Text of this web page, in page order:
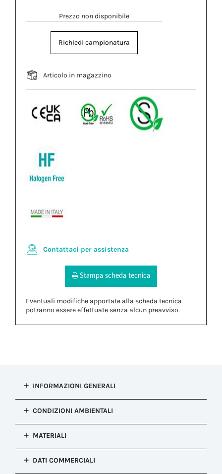
Prezzo non disponibile
Richiedi campionatura
Articolo in magazzino
Contattaci per assistenza
Stampa scheda tecnica
Eventuali modifiche apportate alla scheda tecnica
potranno essere effettuate senza alcun preavviso.
INFORMAZIONI GENERALI
installazione
Tappo di chiusura
Configurazione
Colore
CONDIZIONI AMBIENTALI
protezione IP
IP66, IP68
Resistenza alla
MATERIALI
PA66 UL94 V2|Silicone
DATI COMMERCIALI